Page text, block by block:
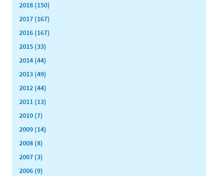
2018 (150)
2017 (167)
2016 (167)
2015 (33)
2014 (44)
2013 (49)
2012 (44)
2011 (13)
2010 (7)
2009 (14)
2008 (8)
2007 (3)
2006 (9)